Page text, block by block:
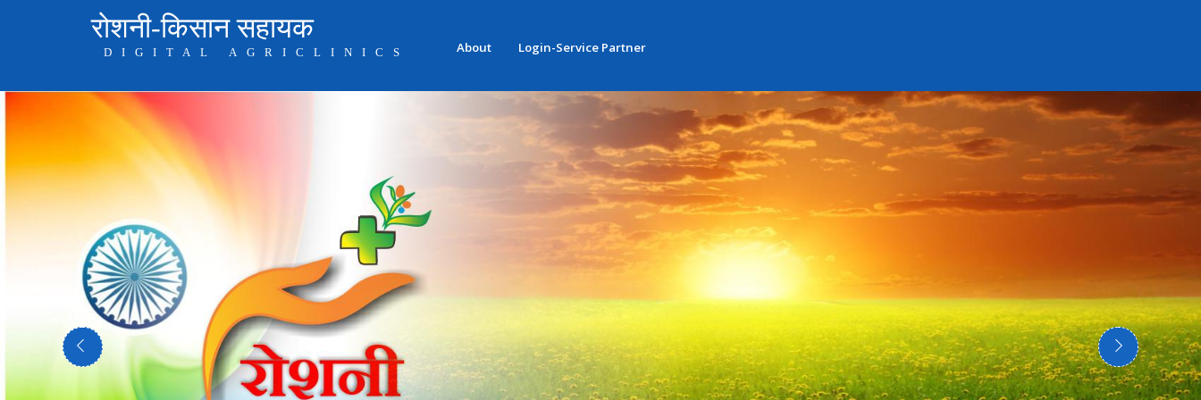
रोशनी-किसान सहायक
DIGITAL AGRICLINICS About Login-Service Partner